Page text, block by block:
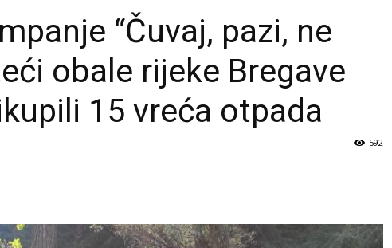
“Čuvaj, pazi, ne
obale rijeke Bregave
15 vreća otpada
592